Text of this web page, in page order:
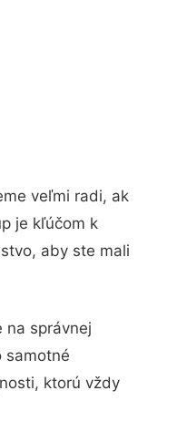
veľmi radi, ak
je kľúčom k
aby ste mali
na správnej
samotné
ktorú vždy